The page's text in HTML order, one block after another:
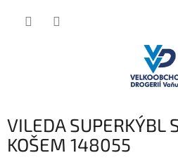
VILEDA SUPERKÝBL
KOŠEM 148055